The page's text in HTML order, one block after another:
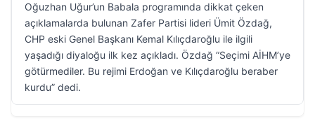
Oğuzhan Uğur’un Babala programında dikkat çeken
açıklamalarda bulunan Zafer Partisi lideri Ümit Özdağ,
CHP eski Genel Başkanı Kemal Kılıçdaroğlu ile ilgili
yaşadığı diyaloğu ilk kez açıkladı. Özdağ “Seçimi AİHM’ye
götürmediler. Bu rejimi Erdoğan ve Kılıçdaroğlu beraber
kurdu” dedi.